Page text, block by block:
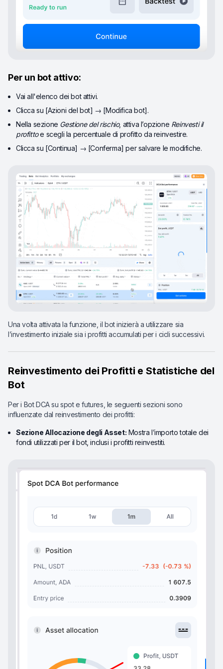
Per un bot attivo:
Vai all'elenco dei bot attivi.
Clicca su [Azioni del bot] → [Modifica bot].
Nella sezione Gestione del rischio, attiva l’opzione Reinvesti il
profittoe scegli la percentuale di profitto da reinvestire.
Clicca su [Continua] → [Conferma] per salvare le modifiche.
Una volta attivata la funzione, il bot inizierà a utilizzare sia
l’investimento iniziale sia i profitti accumulati per i cicli successivi.
Reinvestimento dei Profitti e Statistiche del
Bot
Per i Bot DCA su spot e futures, le seguenti sezioni sono
influenzate dal reinvestimento dei profitti:
Sezione Allocazione degli Asset: Mostra l’importo totale dei
fondi utilizzati per il bot, inclusi i profitti reinvestiti.